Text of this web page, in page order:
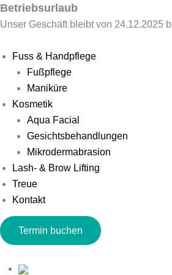
Zum
Inhalt
Betriebsurlaub
Unser Geschäft bleibt von 24.12.2025
Main
Menu
Fuss & Handpflege
Fußpflege
Maniküre
Kosmetik
Aqua Facial
Gesichtsbehandlungen
Mikrodermabrasion
Lash- & Brow Lifting
Treue
Kontakt
Termin buchen
Flyout
Menu